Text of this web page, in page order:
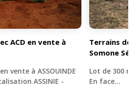
ACD en vente à
vente à ASSOUINDE
ASSINIE -
Terrains de
Somone
Lot de 300
En face…